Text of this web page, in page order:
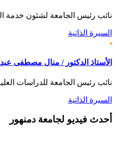
نائب رئيس الجامعة لشئون خدمة
السيرة الذاتية
الأستاذ الدكتور / منال مصطفى
نائب رئيس الجامعة للدراسات
السيرة الذاتية
أحدث فيديو لجامعة دمنهور